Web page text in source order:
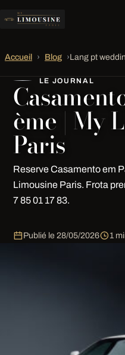
Accueil › Blog ›Lang pt
LE JOURNAL
ème | My
Paris
Reserve Casamento em
Limousine Paris. Frota
7 85 01 17 83.
Publié le 28/05/2026 1